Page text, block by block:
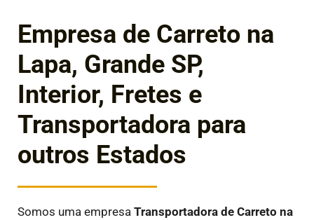
Empresa de Carreto na
Lapa, Grande SP,
Interior, Fretes e
Transportadora para
outros Estados
Somos uma empresa Transportadora de Carreto na